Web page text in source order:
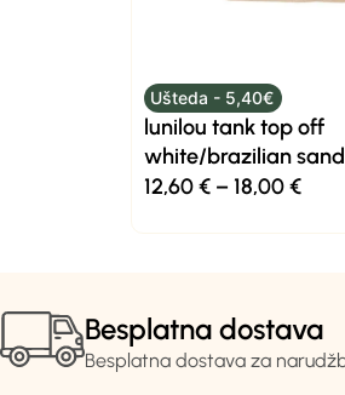
Ušteda - 5,40€
lunilou tank top off
white/brazilian sand
12,60€ – 18,00€
Besplatna dostava
Besplatna dostava za